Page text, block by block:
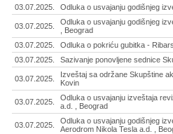
03.07.2025. Odluka o usvajanju godišnjeg
03.07.2025.
Odluka o usvajanju godišnjeg
, Beograd
03.07.2025.
Odluka o pokriću gubitka -
03.07.2025.
Sazivanje ponovljene sednice
03.07.2025.
Izveštaj sa održane Skupštine
Kovin
03.07.2025.
Odluka o usvajanju izveštaja
a.d. , Beograd
03.07.2025.
Odluka o usvajanju godišnjeg
Aerodrom Nikola Tesla a.d. ,